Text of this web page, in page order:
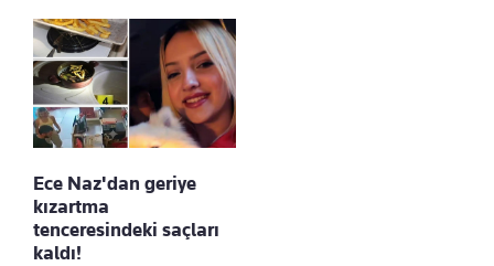
Ece Naz'dan geriye
kızartma
tenceresindeki saçları
kaldı!